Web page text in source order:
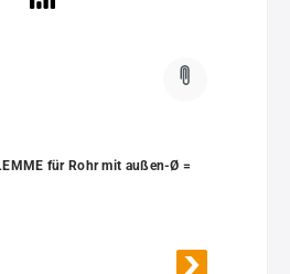
für Rohr mit außen-Ø =